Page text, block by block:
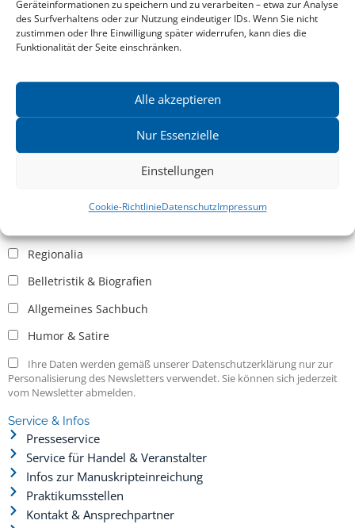
Geräteinformationen zu speichern und zu verarbeiten – etwa zur Analyse
des Surfverhaltens oder zur Nutzung eindeutiger IDs. Wenn Sie nicht
zustimmen oder Ihre Einwilligung später widerrufen, kann dies die
Funktionalität der Seite einschränken.
Alle akzeptieren
Nur Essenzielle
Einstellungen
Cookie-RichtlinieDatenschutzImpressum
Hier finden Sie die Verlagsvorschau – einfach direkt online
reinlesen oder herunterladen.
Download: Vorschau zu Klampen! Herbst 2026
Mehr aktuelle Vorschauen ansehen
News zu aktuellen Neuheiten und Nachrichten im zu Klampen!
Verlag – jederzeit wieder abbestellbar.
Kritische Theorie / Philosophie
Regionalia
Belletristik & Biografien
Allgemeines Sachbuch
Humor & Satire
Ihre Daten werden gemäß unserer Datenschutzerklärung nur zur
Personalisierung des Newsletters verwendet. Sie können sich jederzeit
vom Newsletter abmelden.
Service & Infos
Presseservice
Service für Handel & Veranstalter
Infos zur Manuskripteinreichung
Praktikumsstellen
Kontakt & Ansprechpartner